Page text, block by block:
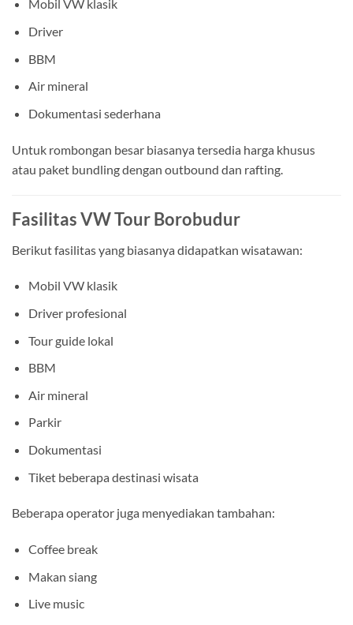
Mobil VW klasik
Driver
BBM
Air mineral
Dokumentasi sederhana
Untuk rombongan besar biasanya tersedia harga khusus
atau paket bundling dengan outbound dan rafting.
Fasilitas VW Tour Borobudur
Berikut fasilitas yang biasanya didapatkan wisatawan:
Mobil VW klasik
Driver profesional
Tour guide lokal
BBM
Air mineral
Parkir
Dokumentasi
Tiket beberapa destinasi wisata
Beberapa operator juga menyediakan tambahan:
Coffee break
Makan siang
Live music